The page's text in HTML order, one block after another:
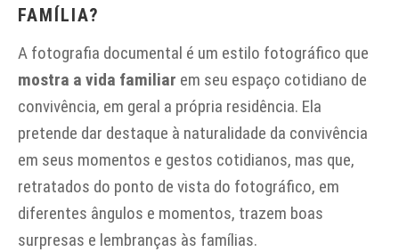
FAMÍLIA?
A fotografia documental é um estilo fotográfico que
mostra a vida familiar em seu espaço cotidiano de
convivência, em geral a própria residência. Ela
pretende dar destaque à naturalidade da convivência
em seus momentos e gestos cotidianos, mas que,
retratados do ponto de vista do fotográfico, em
diferentes ângulos e momentos, trazem boas
surpresas e lembranças às famílias.